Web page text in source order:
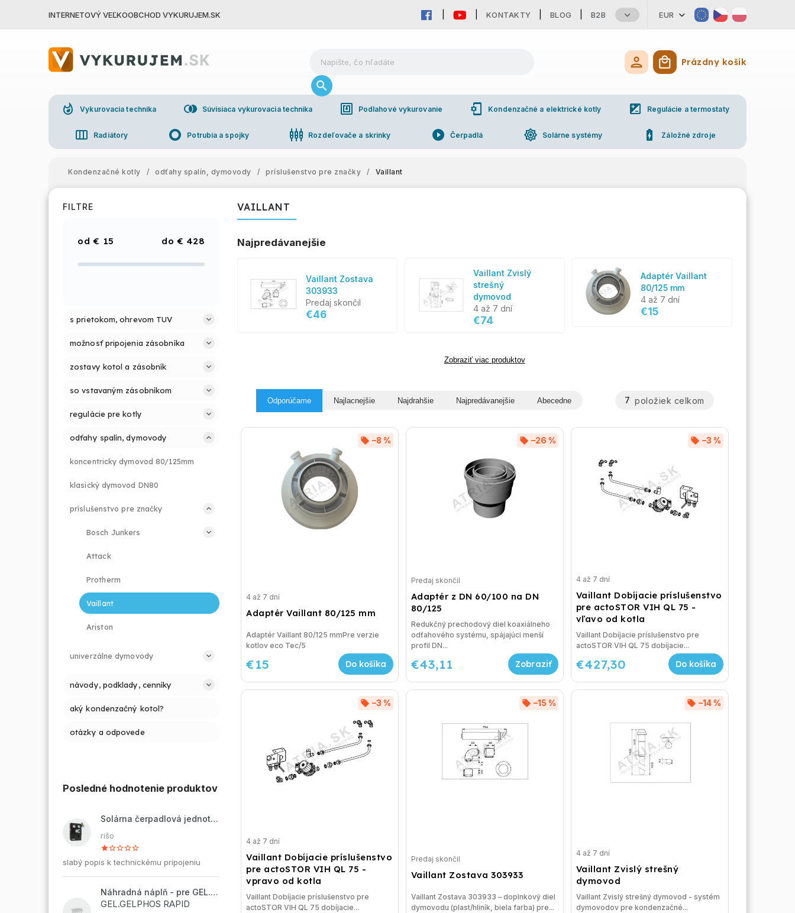
INTERNETOVÝ VEĽKOOBCHOD VYKURUJEM.SK KONTAKTY BLOG B2B EUR
Nákupný košík
Prázdny košík
whatshot Vykurovacia technika join_right Súvisiaca vykurovacia technika nfc Podlahové vykurovanie phonelink_setup Kondenzačné a elektrické kotly iso Regulácie a termostaty
view_week Radiátory trip_origin Potrubia a spojky settings_input_component Rozdeľovače a skrinky play_circle_filled Čerpadlá brightness_high Solárne systémy battery_charging_full Záložné zdroje
Kondenzačné kotly
/ odťahy spalín, dymovody / príslušenstvo pre značky / Vaillant
FILTRE
€ 15 € 428
s prietokom, ohrevom TUV
možnosť pripojenia zásobníka
zostavy kotol a zásobník
so vstavaným zásobníkom
regulácie pre kotly
odťahy spalín, dymovody
koncentricky dymovod 80/125mm
klasický dymovod DN80
príslušenstvo pre značky
Bosch Junkers
Attack
Protherm
Vaillant
Ariston
univerzálne dymovody
návody, podklady, cenníky
aký kondenzačný kotol?
otázky a odpovede
Posledné hodnotenie produktov
Solárna čerpadlová jednotka ZP2-12 ECO
rišo
slabý popis k technickému pripojeniu
Náhradná náplň - pre GEL.DOSAPHOS 250 - 8x náplň
GEL.GELPHOS RAPID
VAILLANT
Najpredávanejšie
Vaillant Zostava
303933
Predaj skončil
€46
Vaillant Zvislý
strešný
dymovod
4 až 7 dní
€74
Adaptér Vaillant
80/125 mm
4 až 7 dní
€15
Zobraziť viac produktov
Odporúčame Najlacnejšie Najdrahšie Najpredávanejšie Abecedne 7 položiek celkom
Adaptér Vaillant 80/125 mm
–8 %
4 až 7 dní
€15 Do košíka
Adaptér Vaillant 80/125 mmPre verzie
kotlov eco Tec/5
Adaptér z DN 60/100 na DN
80/125
–26 %
Predaj skončil
€43,11
Redukčný prechodový diel koaxiálneho
odťahového systému, spájajúci menší
profil DN...
Vaillant Dobíjacie príslušenstvo
pre actoSTOR VIH QL 75 -
vľavo od kotla
–3 %
4 až 7 dní
€427,30 Do košíka
Vaillant Dobíjacie príslušenstvo pre
actoSTOR VIH QL 75 dobíjacie...
Vaillant Dobíjacie príslušenstvo
pre actoSTOR VIH QL 75 -
vpravo od kotla
–3 %
4 až 7 dní
Vaillant Dobíjacie príslušenstvo pre
actoSTOR VIH QL 75 dobíjacie...
Vaillant Zostava 303933
–15 %
Predaj skončil
Vaillant Zostava 303933 – doplnkový diel
dymovodu (plast/hliník, biela farba) pre...
Vaillant Zvislý strešný
dymovod
–14 %
4 až 7 dní
Vaillant Zvislý strešný dymovod - systém
dymovodov pre kondenzačné...